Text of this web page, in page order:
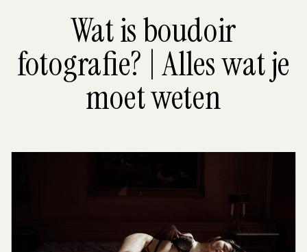
Wat is boudoir
fotografie? | Alles wat je
moet weten